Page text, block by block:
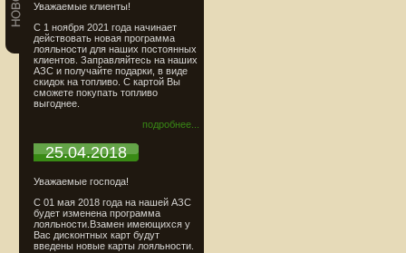
Уважаемые клиенты!
С 1 ноября 2021 года начинает
действовать новая программа
лояльности для наших постоянных
клиентов. Заправляйтесь на наших
АЗС и получайте подарки, в виде
скидок на топливо. С картой Вы
сможете покупать топливо
выгоднее.
подробнее...
25.04.2018
Уважаемые господа!
С 01 мая 2018 года на нашей АЗС
будет изменена программа
лояльности.Взамен имеющихся у
Вас дисконтных карт будут
введены новые карты лояльности.